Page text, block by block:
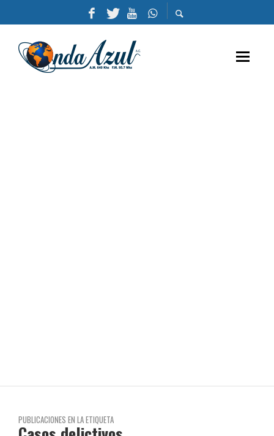
PUBLICACIONES EN LA ETIQUETA